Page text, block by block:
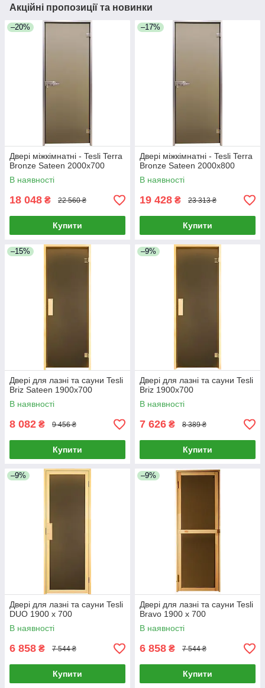
Акційні пропозиції та новинки
–20%
Двері міжкімнатні - Tesli Terra
Bronze Sateen 2000х700
В наявності
18 048 ₴ 22 560 ₴
Купити
–17%
Двері міжкімнатні - Tesli Terra
Bronze Sateen 2000х800
В наявності
19 428 ₴ 23 313 ₴
Купити
–15%
Двері для лазні та сауни Tesli
Briz Sateen 1900х700
В наявності
8 082 ₴ 9 456 ₴
Купити
–9%
Двері для лазні та сауни Tesli
Briz 1900х700
В наявності
7 626 ₴ 8 389 ₴
Купити
–9%
Двері для лазні та сауни Tesli
DUO 1900 х 700
В наявності
6 858 ₴ 7 544 ₴
Купити
–9%
Двері для лазні та сауни Tesli
Bravo 1900 х 700
В наявності
6 858 ₴ 7 544 ₴
Купити